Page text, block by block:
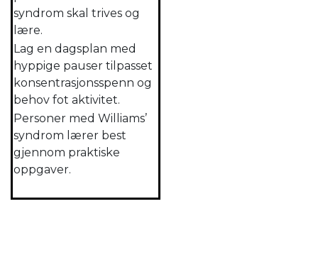
syndrom skal trives og
lære.
Lag en dagsplan med
hyppige pauser tilpasset
konsentrasjonsspenn og
behov fot aktivitet.
Personer med Williams’
syndrom lærer best
gjennom praktiske
oppgaver.